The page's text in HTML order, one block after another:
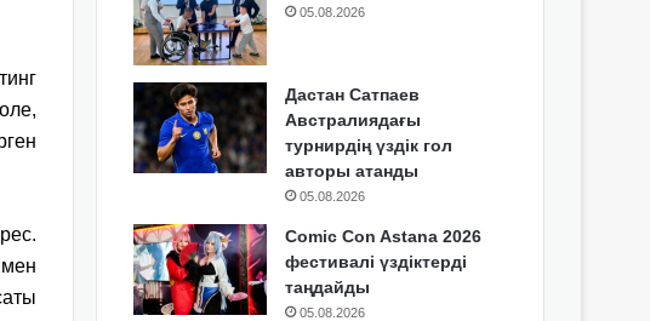
05.08.2026
Дастан Сатпаев
Австралиядағы
турнирдің үздік гол
авторы атанды
05.08.2026
Comic Con Astana 2026
фестивалі үздіктерді
таңдайды
05.08.2026